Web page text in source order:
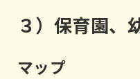
３）保育園、
マップ